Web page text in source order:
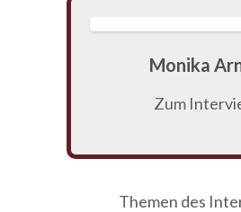
Monika
Zum
Themen des